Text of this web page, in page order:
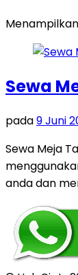
Menampilkan
Sewa
pada9 Juni
Sewa Meja
anda dan